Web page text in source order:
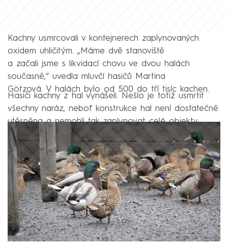
Kachny usmrcovali v kontejnerech zaplynovaných
oxidem uhličitým. „Máme dvě stanoviště
a začali jsme s likvidací chovu ve dvou halách
současně,“ uvedla mluvčí hasičů Martina
Götzová. V halách bylo od 500 do tří tisíc kachen.
Hasiči kachny z hal vynášeli. Nešlo je totiž usmrtit
všechny naráz, neboť konstrukce hal není dostatečně
utěsněna a nemohli tak zaplynovat celé objekty.